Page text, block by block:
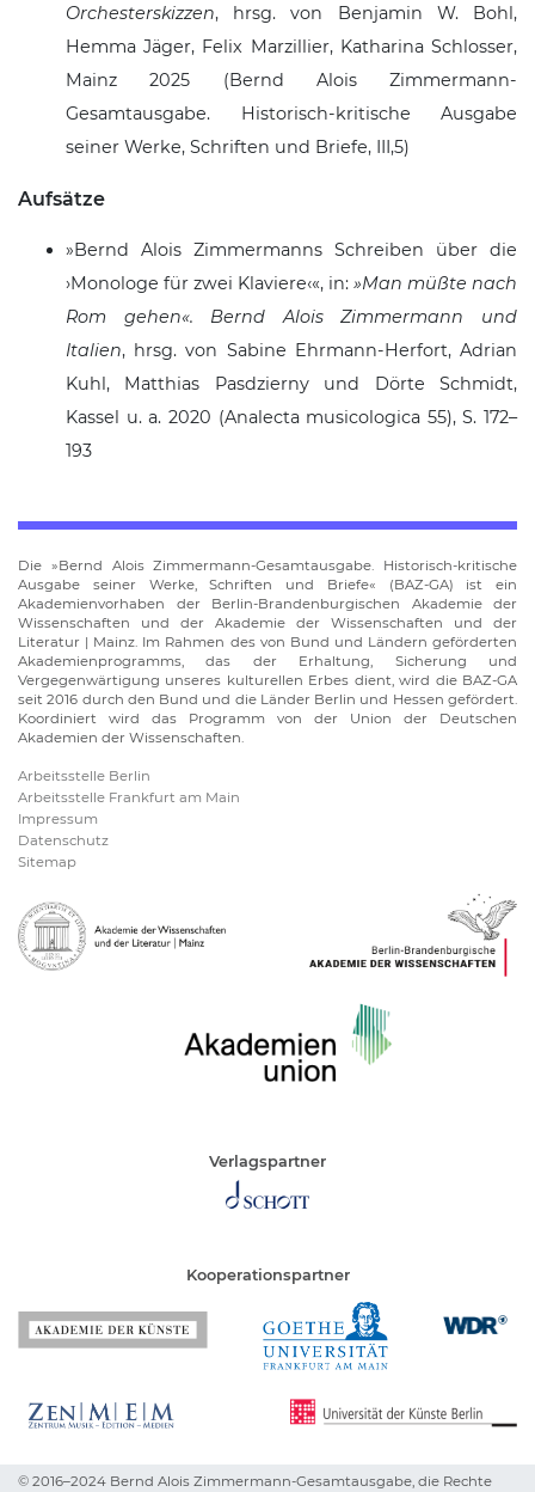
Orchesterskizzen, hrsg. von Benjamin W. Bohl,
Hemma Jäger, Felix Marzillier, Katharina Schlosser,
Mainz 2025 (Bernd Alois Zimmermann-
Gesamtausgabe. Historisch-kritische Ausgabe
seiner Werke, Schriften und Briefe, III,5)
Aufsätze
Bernd Alois Zimmermanns Schreiben über die
Monologe für zwei Klaviere
, in:
Man müßte nach
Rom gehen . Bernd Alois Zimmermann und
Italien, hrsg. von Sabine Ehrmann-Herfort, Adrian
Kuhl, Matthias Pasdzierny und Dörte Schmidt,
Kassel u. a. 2020 (Analecta musicologica 55), S. 172–
193
Die
Bernd Alois Zimmermann-Gesamtausgabe. Historisch-kritische
Ausgabe seiner Werke, Schriften und Briefe
(BAZ-GA) ist ein
Akademienvorhaben der Berlin-Brandenburgischen Akademie der
Wissenschaften und der Akademie der Wissenschaften und der
Literatur | Mainz. Im Rahmen des von Bund und Ländern geförderten
Akademienprogramms, das der Erhaltung, Sicherung und
Vergegenwärtigung unseres kulturellen Erbes dient, wird die BAZ-GA
seit 2016 durch den Bund und die Länder Berlin und Hessen gefördert.
Koordiniert wird das Programm von der Union der Deutschen
Akademien der Wissenschaften.
Arbeitsstelle Berlin
Arbeitsstelle Frankfurt am Main
Impressum
Datenschutz
Sitemap
Verlagspartner
Kooperationspartner
© 2016–2024 Bernd Alois Zimmermann-Gesamtausgabe, die Rechte